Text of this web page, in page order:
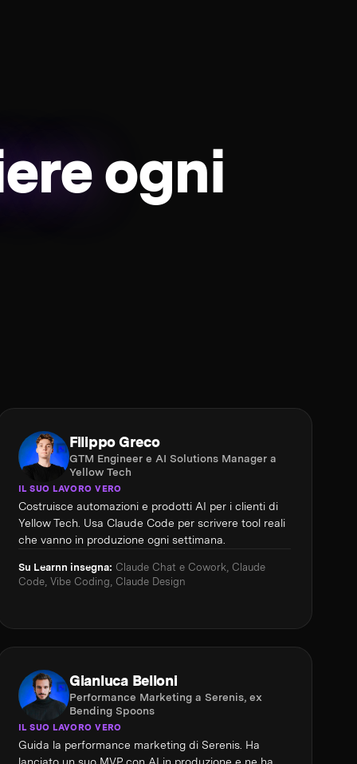
ogni
Filippo Greco
GTM Engineer e AI Solutions Manager a
Yellow Tech
IL SUO LAVORO VERO
Costruisce automazioni e prodotti AI per i clienti di
Yellow Tech. Usa Claude Code per scrivere tool reali
che vanno in produzione ogni settimana.
Su Learnn insegna: Claude Chat e Cowork, Claude
Code, Vibe Coding, Claude Design
Gianluca Belloni
Performance Marketing a Serenis, ex
Bending Spoons
IL SUO LAVORO VERO
Guida la performance marketing di Serenis. Ha